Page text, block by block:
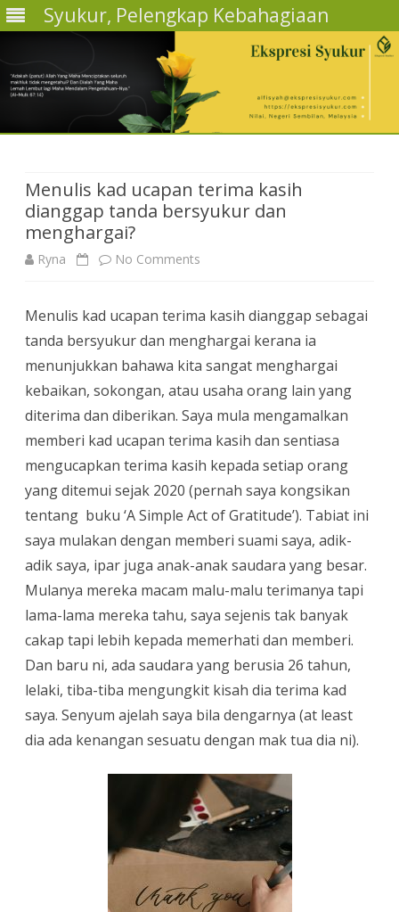
Syukur, Pelengkap Kebahagiaan
Menulis kad ucapan terima kasih
dianggap tanda bersyukur dan
menghargai?
Ryna No Comments
kad
ucapan
terima
kasih
dianggap
tanda
bersyukur
dan
menghargai?
Menulis kad ucapan terima kasih dianggap sebagai
tanda bersyukur dan menghargai kerana ia
menunjukkan bahawa kita sangat menghargai
kebaikan, sokongan, atau usaha orang lain yang
diterima dan diberikan. Saya mula mengamalkan
memberi kad ucapan terima kasih dan sentiasa
mengucapkan terima kasih kepada setiap orang
yang ditemui sejak 2020 (pernah saya kongsikan
tentang buku ‘A Simple Act of Gratitude’). Tabiat ini
saya mulakan dengan memberi suami saya, adik-
adik saya, ipar juga anak-anak saudara yang besar.
Mulanya mereka macam malu-malu terimanya tapi
lama-lama mereka tahu, saya sejenis tak banyak
cakap tapi lebih kepada memerhati dan memberi.
Dan baru ni, ada saudara yang berusia 26 tahun,
lelaki, tiba-tiba mengungkit kisah dia terima kad
saya. Senyum ajelah saya bila dengarnya (at least
dia ada kenangan sesuatu dengan mak tua dia ni).